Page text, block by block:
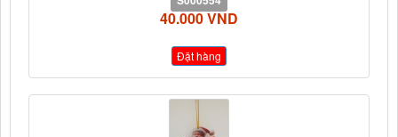
40.000 VND
Đặt hàng